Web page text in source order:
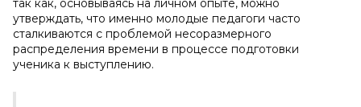
так как, основываясь на личном опыте, можно
утверждать, что именно молодые педагоги часто
сталкиваются с проблемой несоразмерного
распределения времени в процессе подготовки
ученика к выступлению.